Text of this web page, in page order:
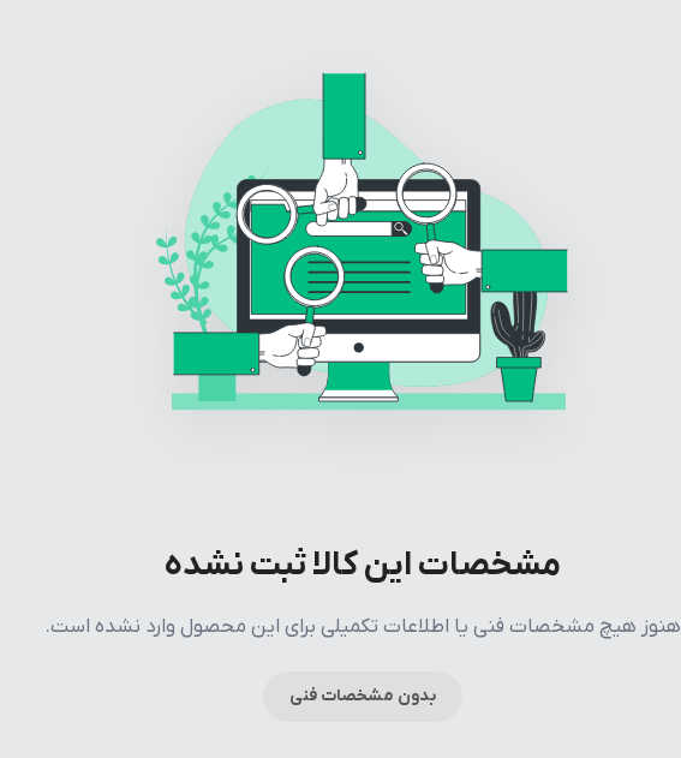
مشخصات این کالا ثبت نشده
هنوز هیچ مشخصات فنی یا اطلاعات تکمیلی برای این محصول وارد نشده است.
بدون مشخصات فنی